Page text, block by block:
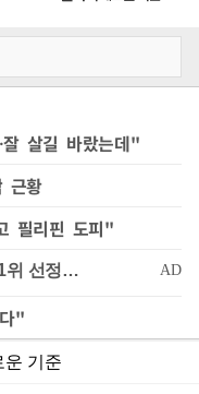
살길 바랐는데"
근황
필리핀 도피"
"